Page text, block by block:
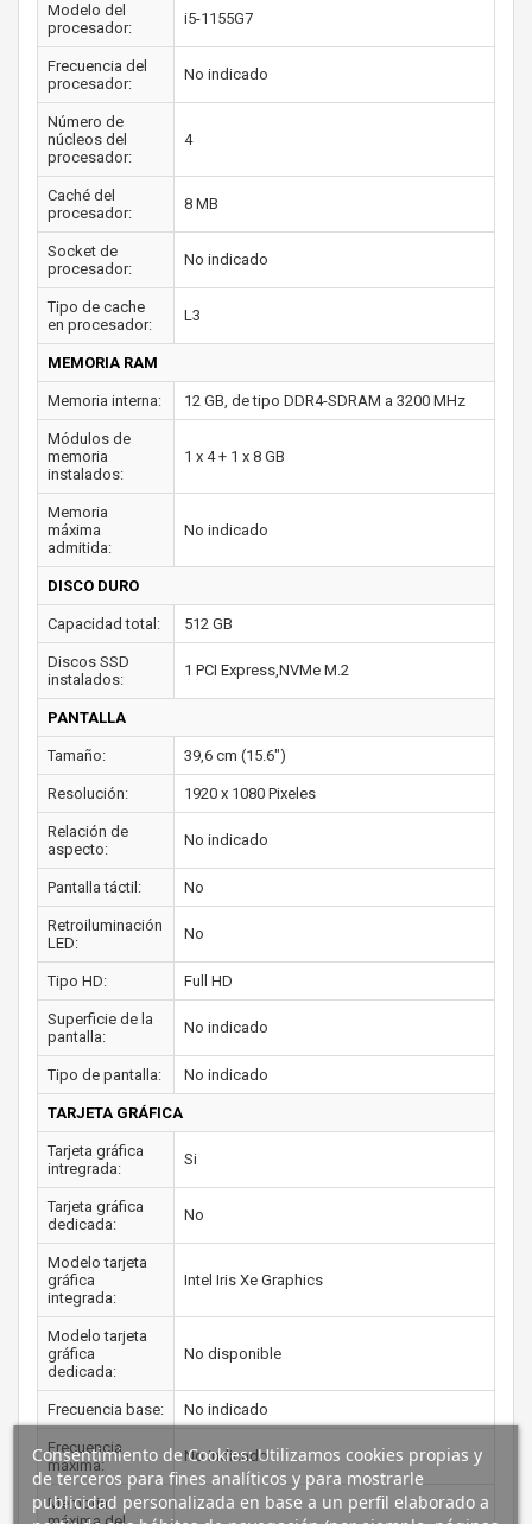
Modelo del
procesador:
i5-1155G7
Frecuencia del
procesador:
No indicado
Número de
núcleos del
procesador:
4
Caché del
procesador:
8 MB
Socket de
procesador:
No indicado
Tipo de cache
en procesador:
L3
MEMORIA RAM
Memoria interna: 12 GB, de tipo DDR4-SDRAM a 3200 MHz
Módulos de
memoria
instalados:
1 x 4 + 1 x 8 GB
Memoria
máxima
admitida:
No indicado
DISCO DURO
Capacidad total: 512 GB
Discos SSD
instalados:
1 PCI Express,NVMe M.2
PANTALLA
Tamaño: 39,6 cm (15.6")
Resolución: 1920 x 1080 Pixeles
Relación de
aspecto:
No indicado
Pantalla táctil: No
Retroiluminación
LED:
No
Tipo HD: Full HD
Superficie de la
pantalla:
No indicado
Tipo de pantalla: No indicado
TARJETA GRÁFICA
Tarjeta gráfica
intregrada:
Si
Tarjeta gráfica
dedicada:
No
Modelo tarjeta
gráfica
integrada:
Intel Iris Xe Graphics
Modelo tarjeta
gráfica
dedicada:
No disponible
Frecuencia base: No indicado
Frecuencia
máxima:
No indicado
Memoria
Consentimiento de Cookies: Utilizamos cookies propias y
de terceros para fines analíticos y para mostrarle
publicidad personalizada en base a un perfil elaborado a